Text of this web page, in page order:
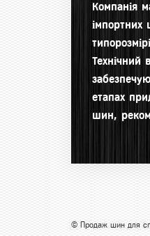
Компанія
імпортних
Технічний
етапах
шин,
© Продаж шин для